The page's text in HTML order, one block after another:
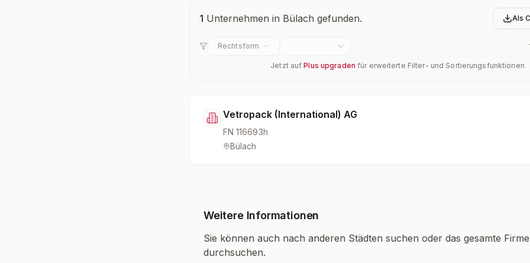
Unternehmensübersicht
1 Unternehmen in Bülach gefunden. Als
Rechtsform
Jetzt aufPlus upgraden für erweiterte Filter- und Sortierungsfunktionen
Vetropack (International) AG
FN116693h
Bülach
Weitere Informationen
Sie können auch nach anderen Städten suchen oder das gesamte
durchsuchen.